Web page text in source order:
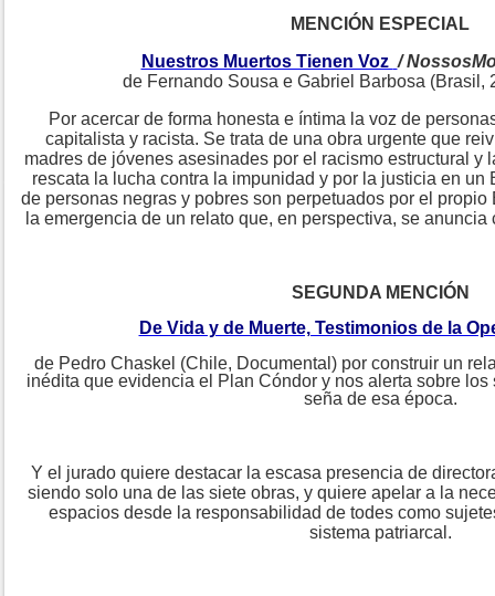
MENCIÓN ESPECIAL
Nuestros Muertos Tienen Voz /
de Fernando Sousa e Gabriel Barbosa (Brasil,
Por acercar de forma honesta e íntima la voz de
capitalista y racista. Se trata de una obra urgente que
madres de jóvenes asesinades por el racismo estructural y
rescata la lucha contra la impunidad y por la justicia en un
de personas negras y pobres son perpetuados por el
la emergencia de un relato que, en perspectiva, se
SEGUNDA MENCIÓN
De Vida y de Muerte, Testimonios de la
de Pedro Chaskel (Chile, Documental) por construir un
inédita que evidencia el Plan Cóndor y nos alerta sobre
seña de esa época.
Y el jurado quiere destacar la escasa presencia de
siendo solo una de las siete obras, y quiere apelar a la
espacios desde la responsabilidad de todes como
sistema patriarcal.